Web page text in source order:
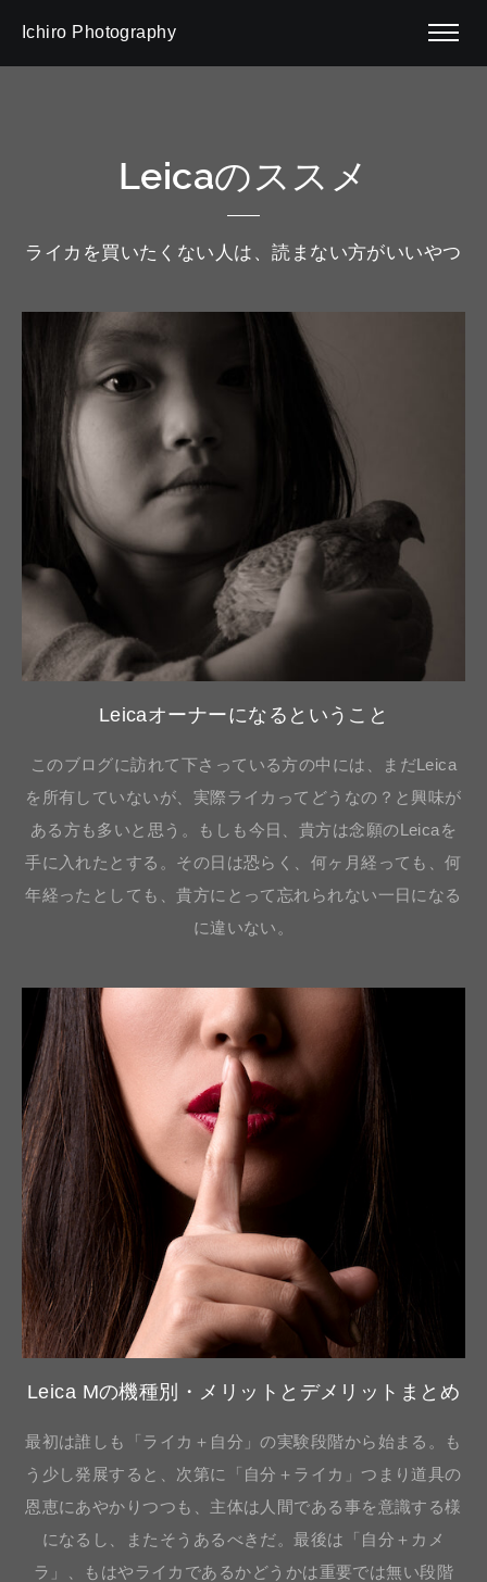
Ichiro Photography
Leicaのススメ
ライカを買いたくない人は、読まない方がいいやつ
Leicaオーナーになるということ
このブログに訪れて下さっている方の中には、まだLeica
を所有していないが、実際ライカってどうなの？と興味が
ある方も多いと思う。もしも今日、貴方は念願のLeicaを
手に入れたとする。その日は恐らく、何ヶ月経っても、何
年経ったとしても、貴方にとって忘れられない一日になる
に違いない。
Leica Mの機種別・メリットとデメリットまとめ
最初は誰しも「ライカ＋自分」の実験段階から始まる。も
う少し発展すると、次第に「自分＋ライカ」つまり道具の
恩恵にあやかりつつも、主体は人間である事を意識する様
になるし、またそうあるべきだ。最後は「自分＋カメ
ラ」、もはやライカであるかどうかは重要では無い段階